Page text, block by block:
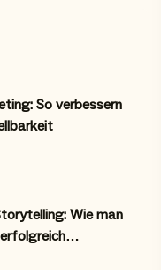
So verbessern
Wie man